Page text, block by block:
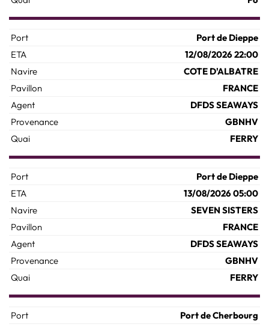
Port de Dieppe
12/08/2026 22:00
COTE D'ALBATRE
FRANCE
DFDS SEAWAYS
GBNHV
FERRY
Port de Dieppe
13/08/2026 05:00
SEVEN SISTERS
FRANCE
DFDS SEAWAYS
GBNHV
FERRY
Port de Cherbourg